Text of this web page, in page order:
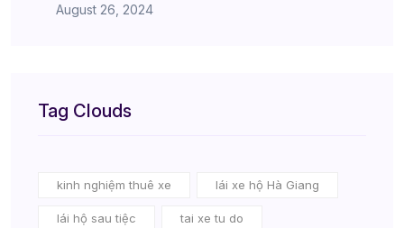
August 26, 2024
Tag Clouds
kinh nghiệm thuê xe lái xe hộ Hà Giang
lái hộ sau tiệc tai xe tu do